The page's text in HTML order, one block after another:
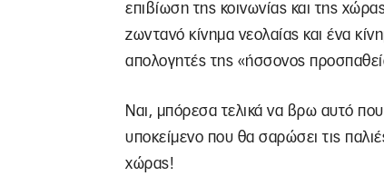
επιβίωση της κοινωνίας και της
ζωντανό κίνημα νεολαίας και ένα
απολογητές της «ήσσονος
Ναι, μπόρεσα τελικά να βρω αυτό που
υποκείμενο που θα σαρώσει τις
χώρας!